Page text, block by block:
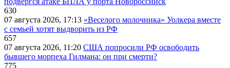
630
07 августа 2026, 17:13 «Веселого молочника» Уолкера вместе
с семьей хотят выдворить из РФ
657
07 августа 2026, 11:20 США попросили РФ освободить
бывшего морпеха Гилмана: он при смерти?
775